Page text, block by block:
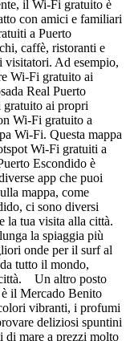
il Wi-Fi gratuito è
con amici e familiari
a Puerto
caffè, ristoranti e
Ad esempio,
Wi-Fi gratuito ai
Real Puerto
gratuito ai propri
Wi-Fi gratuito a
Wi-Fi. Questa mappa
Wi-Fi gratuiti a
Escondido è
app che puoi
mappa, come
ci sono diversi
la tua visita alla città.
la spiaggia più
onde per il surf al
tutto il mondo,
città. Un altro posto
il Mercado Benito
vibranti, i profumi
deliziosi spuntini
di mare a prezzi molto